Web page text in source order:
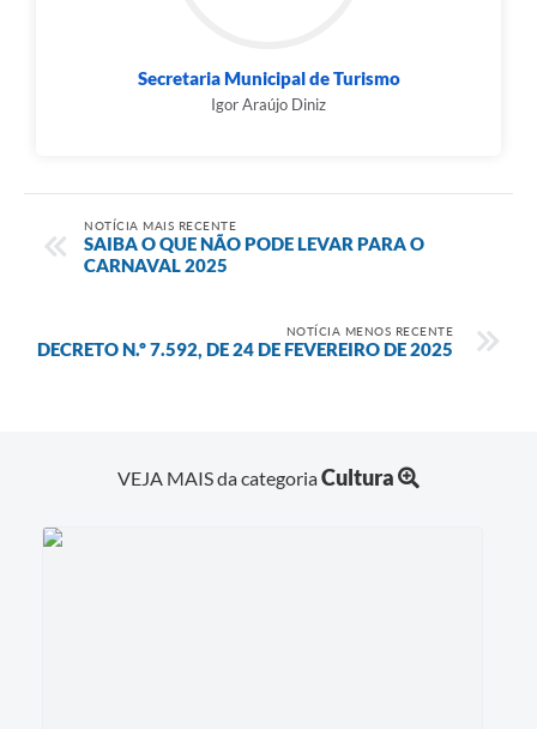
Secretaria Municipal de Turismo
Igor Araújo Diniz
NOTÍCIA MAIS RECENTE
SAIBA O QUE NÃO PODE LEVAR PARA O
CARNAVAL 2025
NOTÍCIA MENOS RECENTE
DECRETO N.º 7.592, DE 24 DE FEVEREIRO DE 2025
VEJA MAIS da categoriaCultura